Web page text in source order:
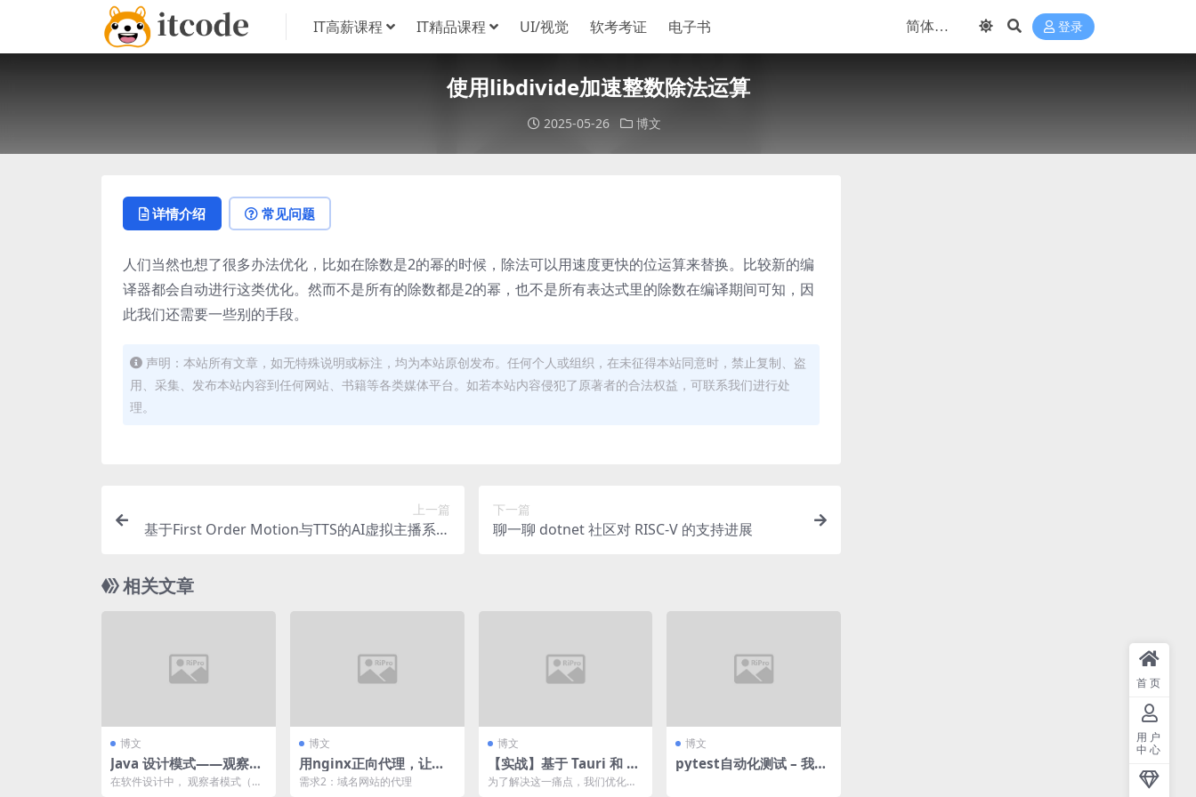
IT高薪课程 IT精品课程 UI/视觉 软考考证 电子书 登录
使用libdivide加速整数除法运算
2025-05-26 博文
详情介绍 常见问题
人们当然也想了很多办法优化，比如在除数是2的幂的时候，除法可以用速度更快的位运算来替换。比较新的编
译器都会自动进行这类优化。然而不是所有的除数都是2的幂，也不是所有表达式里的除数在编译期间可知，因
此我们还需要一些别的手段。
声明：本站所有文章，如无特殊说明或标注，均为本站原创发布。任何个人或组织，在未征得本站同意时，禁止复制、盗
用、采集、发布本站内容到任何网站、书籍等各类媒体平台。如若本站内容侵犯了原著者的合法权益，可联系我们进行处
理。
上一篇
基于First Order Motion与TTS的AI虚拟主播系统
下一篇
聊一聊 dotnet 社区对 RISC-V 的支持进展
相关文章
博文
Java 设计模式——观察者
模式：从优衣库不使用新
在软件设计中， 观察者模式（Ob
博文
用nginx正向代理，让内
网主机通过外网主机访问
需求2：域名网站的代理
博文
【实战】基于 Tauri 和 R
ust 实现基于无头浏览器
为了解决这一痛点，我们优化了
博文
pytest自动化测试 – 我对
首页
用户
中心